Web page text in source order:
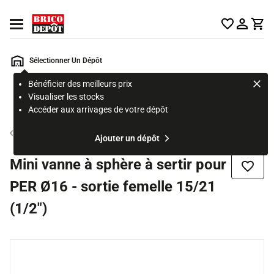
Ouvrir le menu
Sélectionner Un Dépôt
Bénéficier des meilleurs prix
Visualiser les stocks
Accéder aux arrivages de votre dépôt
Ajouter un dépôt
Rechercher
page
Accessoire d'alimentation
Mini vanne à sphère à sertir pour
PER Ø16 - sortie femelle 15/21
(1/2")